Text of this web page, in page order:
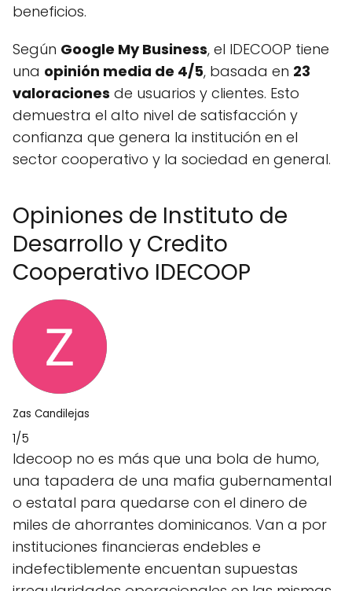
beneficios.
Según Google My Business, el IDECOOP tiene
una opinión media de 4/5, basada en 23
valoraciones de usuarios y clientes. Esto
demuestra el alto nivel de satisfacción y
confianza que genera la institución en el
sector cooperativo y la sociedad en general.
Opiniones de Instituto de
Desarrollo y Credito
Cooperativo IDECOOP
Zas Candilejas
1/5
Idecoop no es más que una bola de humo,
una tapadera de una mafia gubernamental
o estatal para quedarse con el dinero de
miles de ahorrantes dominicanos. Van a por
instituciones financieras endebles e
indefectiblemente encuentan supuestas